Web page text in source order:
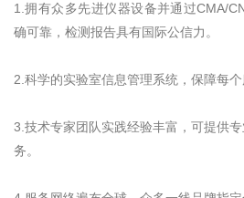
1.拥有众多先进仪器设备并通过CMA/
确可靠，检测报告具有国际公信力。
2.科学的实验室信息管理系统，保障每个
3.技术专家团队实践经验丰富，可提供
务。